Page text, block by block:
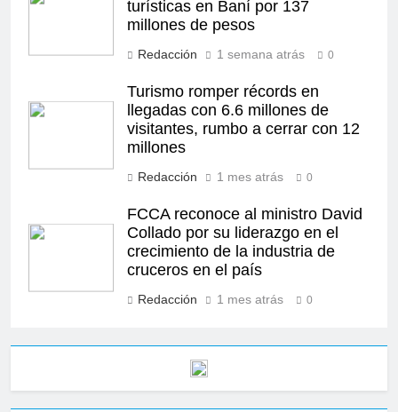
turísticas en Baní por 137
millones de pesos
Redacción 1 semana atrás 0
Turismo romper récords en
llegadas con 6.6 millones de
visitantes, rumbo a cerrar con 12
millones
Redacción 1 mes atrás 0
FCCA reconoce al ministro David
Collado por su liderazgo en el
crecimiento de la industria de
cruceros en el país
Redacción 1 mes atrás 0